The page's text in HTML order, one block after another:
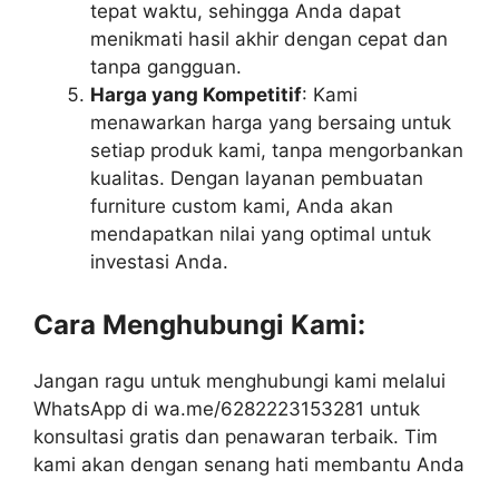
tepat waktu, sehingga Anda dapat
menikmati hasil akhir dengan cepat dan
tanpa gangguan.
Harga yang Kompetitif: Kami
menawarkan harga yang bersaing untuk
setiap produk kami, tanpa mengorbankan
kualitas. Dengan layanan pembuatan
furniture custom kami, Anda akan
mendapatkan nilai yang optimal untuk
investasi Anda.
Cara Menghubungi Kami:
Jangan ragu untuk menghubungi kami melalui
WhatsApp di wa.me/6282223153281 untuk
konsultasi gratis dan penawaran terbaik. Tim
kami akan dengan senang hati membantu Anda